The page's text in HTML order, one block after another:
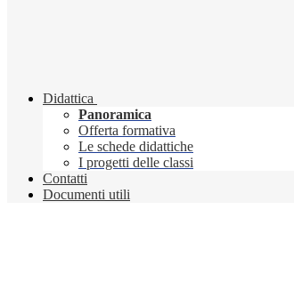
Didattica
Panoramica
Offerta formativa
Le schede didattiche
I progetti delle classi
Contatti
Documenti utili